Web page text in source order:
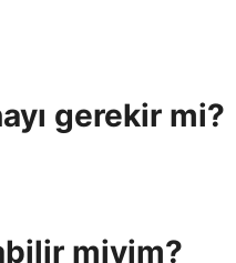
gerekir mi?
miyim?